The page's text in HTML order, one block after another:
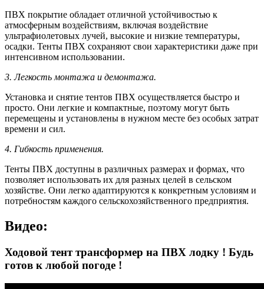
ПВХ покрытие обладает отличной устойчивостью к
атмосферным воздействиям, включая воздействие
ультрафиолетовых лучей, высокие и низкие температуры,
осадки. Тенты ПВХ сохраняют свои характеристики даже при
интенсивном использовании.
3. Легкость монтажа и демонтажа.
Установка и снятие тентов ПВХ осуществляется быстро и
просто. Они легкие и компактные, поэтому могут быть
перемещены и установлены в нужном месте без особых затрат
времени и сил.
4. Гибкость применения.
Тенты ПВХ доступны в различных размерах и формах, что
позволяет использовать их для разных целей в сельском
хозяйстве. Они легко адаптируются к конкретным условиям и
потребностям каждого сельскохозяйственного предприятия.
Видео:
Ходовой тент трансформер на ПВХ лодку ! Будь
готов к любой погоде !